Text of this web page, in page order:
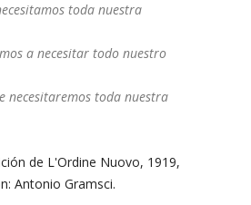
toda nuestra
a necesitar todo nuestro
necesitaremos toda nuestra
de L'Ordine Nuovo, 1919,
Antonio Gramsci.